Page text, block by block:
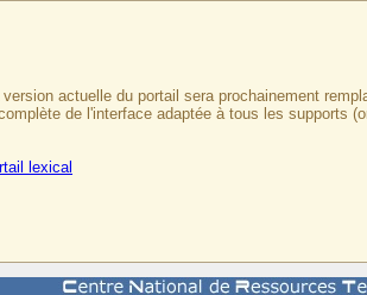
actuelle du portail sera prochainement
de l'interface adaptée à tous les supports
lexical